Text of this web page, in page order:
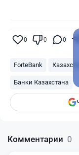
0 0 0
ForteBank
Банки Казахстана
Комментарии 0